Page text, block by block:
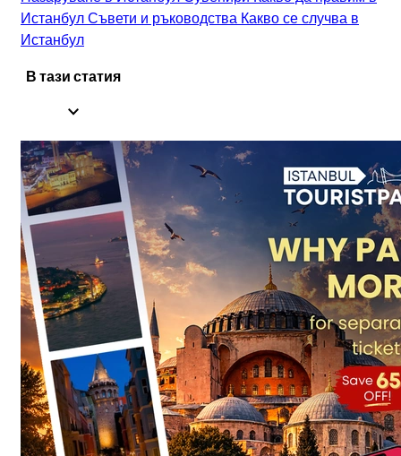
ИстанбулСъвети и ръководства Какво се случва в
Истанбул
В тази статия
expand_less
1.Валидация на Istanbul Tourist Pass®
2.
Промяна на валидността на Istanbul Tourist
Pass®